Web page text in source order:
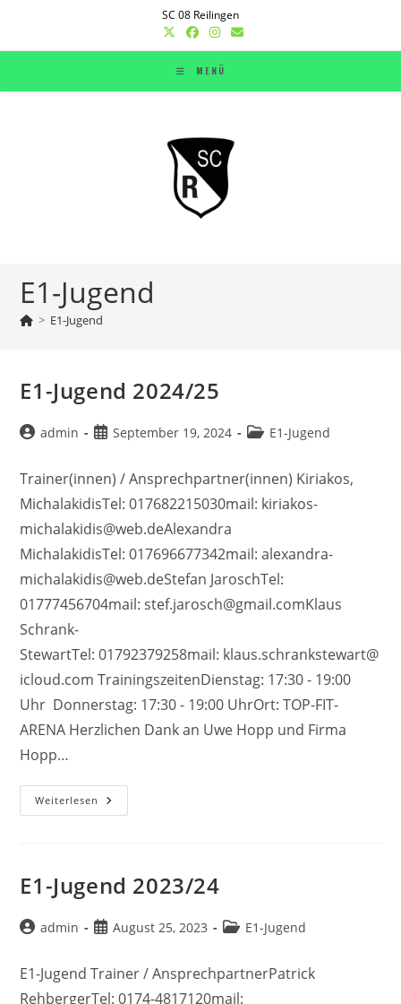
springen
SC 08 Reilingen
MENÜ
E1-Jugend
> E1-Jugend
E1-Jugend 2024/25
Beitrags-
admin
Beitrag
September 19, 2024
Beitrags-
E1-Jugend
Trainer(innen) / Ansprechpartner(innen) Kiriakos,
MichalakidisTel: 017682215030mail: kiriakos-
michalakidis@web.deAlexandra
MichalakidisTel: 017696677342mail: alexandra-
michalakidis@web.deStefan JaroschTel:
01777456704mail: stef.jarosch@gmail.comKlaus
Schrank-
StewartTel: 01792379258mail: klaus.schrankstewart@
icloud.com TrainingszeitenDienstag: 17:30 - 19:00
Uhr Donnerstag: 17:30 - 19:00 UhrOrt: TOP-FIT-
ARENA Herzlichen Dank an Uwe Hopp und Firma
Hopp…
Weiterlesen E1-
Jugend
E1-Jugend 2023/24
Beitrags-
admin
Beitrag
August 25, 2023
Beitrags-
E1-Jugend
E1-Jugend Trainer / AnsprechpartnerPatrick
RehbergerTel: 0174-4817120mail: